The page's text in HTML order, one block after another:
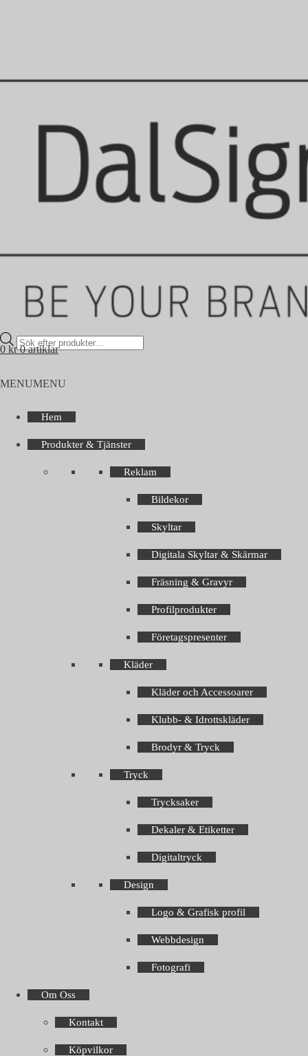
Products
search
0 kr 0 artiklar
MENUMENU
Hem
Produkter & Tjänster
Reklam
Bildekor
Skyltar
Digitala Skyltar & Skärmar
Fräsning & Gravyr
Profilprodukter
Företagspresenter
Kläder
Kläder och Accessoarer
Klubb- & Idrottskläder
Brodyr & Tryck
Tryck
Trycksaker
Dekaler & Etiketter
Digitaltryck
Design
Logo & Grafisk profil
Webbdesign
Fotografi
Om Oss
Kontakt
Köpvilkor